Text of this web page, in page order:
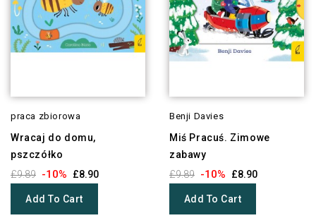
praca zbiorowa
Wracaj do domu,
pszczółko
£9.89 -10% £8.90
Add To Cart
Benji Davies
Miś Pracuś. Zimowe
zabawy
£9.89 -10% £8.90
Add To Cart